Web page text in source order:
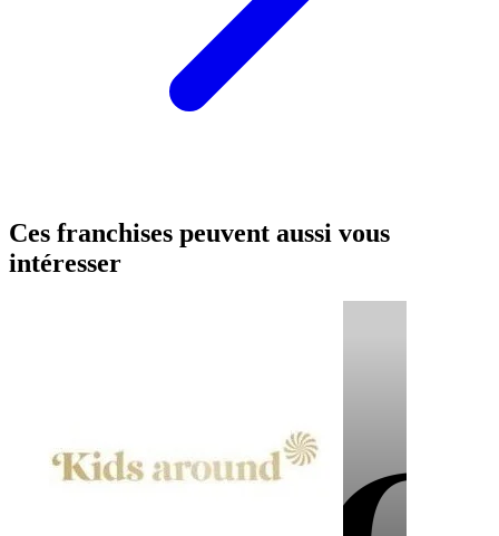
Ces franchises peuvent aussi vous
intéresser